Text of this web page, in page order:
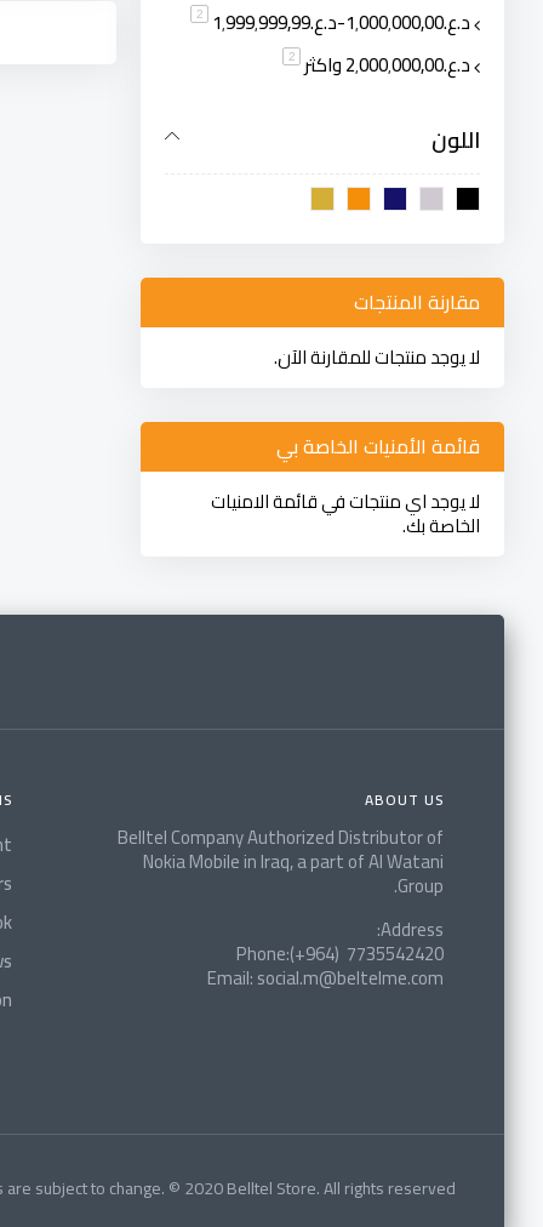
د.ع.‏1٬000٬000٫00 -د.ع.‏1٬999٬999٫99 2
د.ع.‏2٬000٬000٫00 واكثر 2
اللون
مقارنة المنتجات
لا يوجد منتجات للمقارنة الآن.
قائمة الأمنيات الخاصة بي
لا يوجد اي منتجات في قائمة الامنيات
الخاصة بك.
ABOUT US
Belltel Company Authorized Distributor of
Nokia Mobile in Iraq, a part of Al Watani
Group.
Address:
Phone:(+964) 7735542420
Email: social.m@beltelme.com
subject to change. © 2020 Belltel Store. All rights reserved.